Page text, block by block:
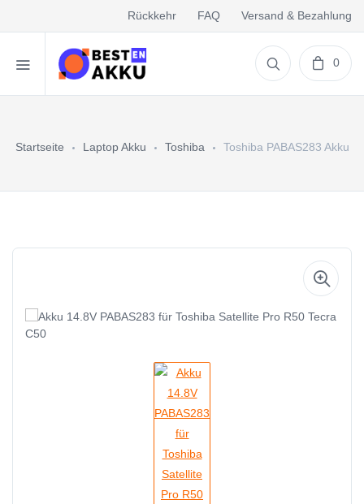
Rückkehr FAQ Versand & Bezahlung
0
Startseite Laptop Akku Toshiba Toshiba PABAS283 Akku